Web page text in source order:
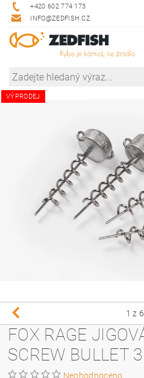
+420 602 774 173
INFO@ZEDFISH.CZ
VÝPRODEJ
1 z 6
FOX RAGE
SCREW BULLET
Neohodnoceno